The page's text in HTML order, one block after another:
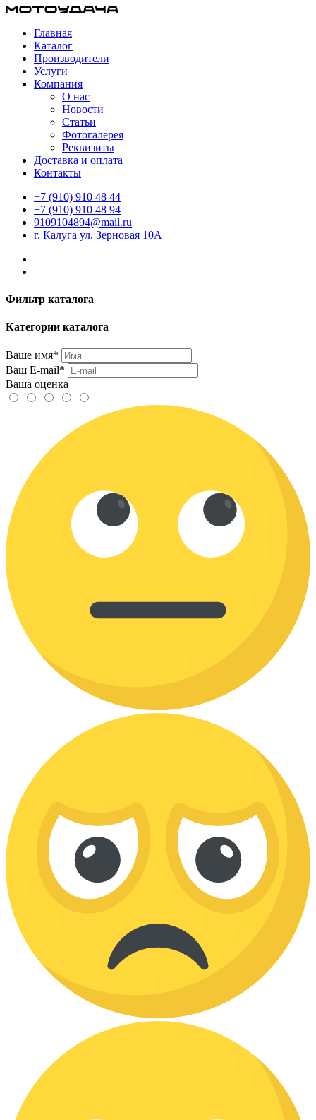
Главная
Каталог
Производители
Услуги
Компания
О нас
Новости
Статьи
Фотогалерея
Реквизиты
Доставка и оплата
Контакты
+7 (910) 910 48 44
+7 (910) 910 48 94
9109104894@mail.ru
г. Калуга ул. Зерновая 10А
Фильтр каталога
Категории каталога
Ваше имя*
Ваш E-mail*
Ваша оценка